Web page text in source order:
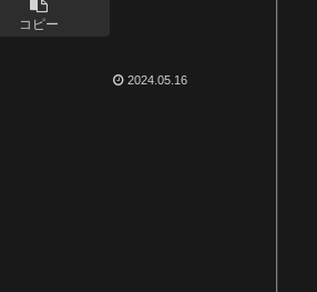
コピー
2024.05.16